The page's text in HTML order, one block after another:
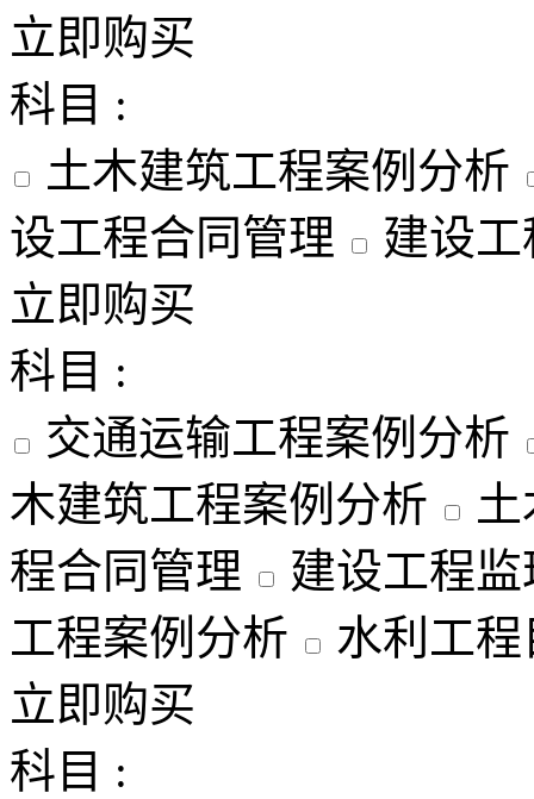
立即购买
科目 :
土木建筑工程案例分析
设工程合同管理
建设
立即购买
科目 :
交通运输工程案例分析
木建筑工程案例分析
程合同管理
建设工程
工程案例分析
水利工
立即购买
科目 :